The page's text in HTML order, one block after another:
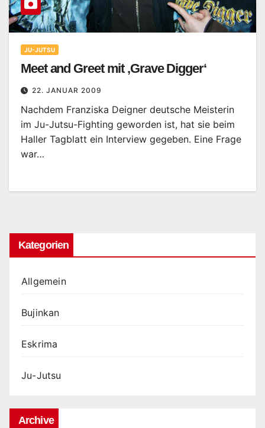
JU-JUTSU
Meet and Greet mit ‚Grave Digger‘
22. JANUAR 2009
Nachdem Franziska Deigner deutsche Meisterin
im Ju-Jutsu-Fighting geworden ist, hat sie beim
Haller Tagblatt ein Interview gegeben. Eine Frage
war…
Kategorien
Allgemein
Bujinkan
Eskrima
Ju-Jutsu
Archive